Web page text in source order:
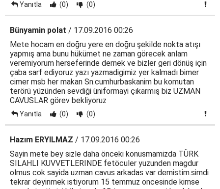
Yanıtla (0) (0)
Bünyamin polat / 17.09.2016 00:26
Mete hocam en doğru yere en doğru şekilde nokta atışı
yapmış ama bunu hükümet ne zaman görecek anlam
veremiyorum herseferinde dernek ve bizler geri dönüş için
çaba sarf ediyoruz yazı yazmadigimiz yer kalmadı bimer
cimer msb her makan Sn.cumhurbaskanim bu komutan
terörü yüzünden sevdiği üniformayi çıkarmış biz UZMAN
CAVUSLAR görev bekliyoruz
Yanıtla (0) (0)
Hazım ERYILMAZ / 17.09.2016 00:26
Sayin mete bey sizle daha önceki konusmamizda TÜRK
SILAHLI KUVVETLERINDE fetöculer yuzunden magdur
olmus cok sayida uzman cavus arkadas var demistim.simdi
tekrar deyinmek istiyorum 15 temmuz oncesinde kimse